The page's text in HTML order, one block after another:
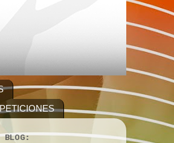
BLOG: